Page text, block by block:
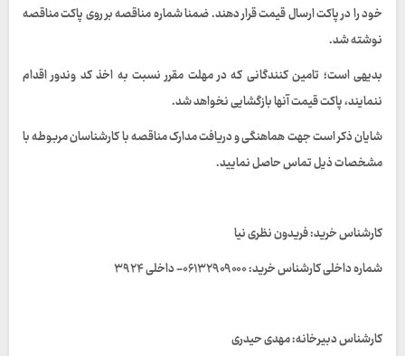
خود را در پاکت ارسال قیمت قرار دهند. ضمنا شماره مناقصه بر روی پاکت مناقصه
نوشته شد.
بدیهی است؛ تامین کنندگانی که در مهلت مقرر نسبت به اخذ کد وندور اقدام
ننمایند، پاکت قیمت آنها بازگشایی نخواهد شد.
شایان ذکر است جهت هماهنگی و دریافت مدارک مناقصه با کارشناسان مربوطه با
مشخصات ذیل تماس حاصل نمایید.
کارشناس خرید: فریدون نظری نیا
شماره داخلی کارشناس خرید: ۰۶۱۳۲۹۰۹۰۰۰- داخلی ۳۹۲۴
کارشناس دبیرخانه: مهدی حیدری